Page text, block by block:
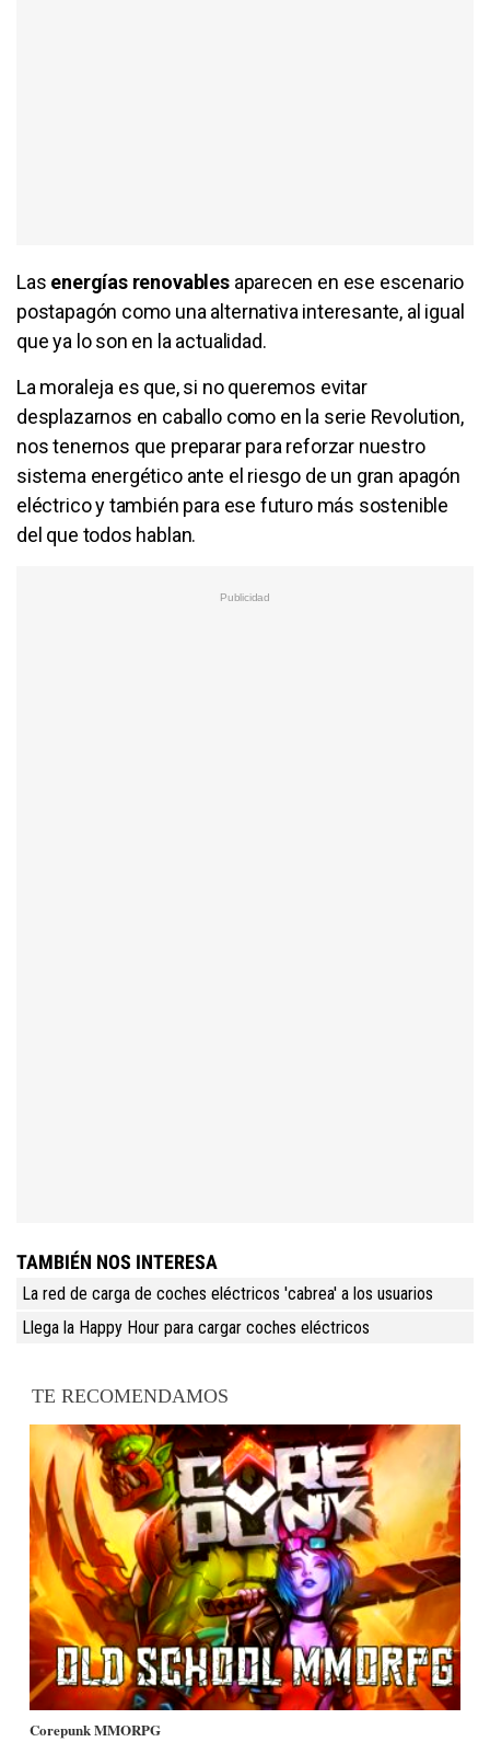
Las energías renovablesaparecen en ese escenario
postapagón como una alternativa interesante, al igual
que ya lo son en la actualidad.
La moraleja es que, si no queremos evitar
desplazarnos en caballo como en la serie Revolution,
nos tenernos que preparar para reforzar nuestro
sistema energético ante el riesgo de un gran apagón
eléctrico y también para ese futuro más sostenible
del que todos hablan.
TAMBIÉN NOS INTERESA
La red de carga de coches eléctricos 'cabrea' a los usuarios
Llega la Happy Hour para cargar coches eléctricos
TE RECOMENDAMOS
Corepunk MMORPG